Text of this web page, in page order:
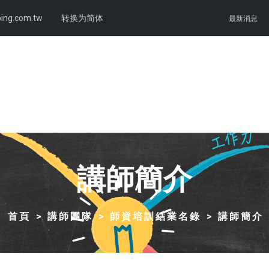
转换为简体 最新消息
講師簡介
首頁 講師團隊 師資培訓結業名錄 講師簡介